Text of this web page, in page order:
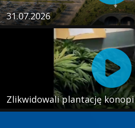
31.07.2026
Zlikwidowali plantację konopi